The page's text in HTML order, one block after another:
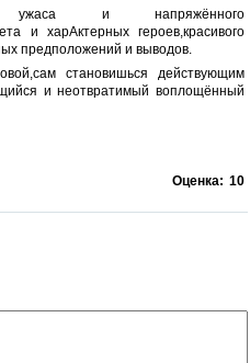
ужаса и напряжённого
и харАктерных героев,красивого
предположений и выводов.
становишься действующим
и неотвратимый воплощённый
Оценка: 10